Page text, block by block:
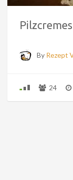
By Rezept
24